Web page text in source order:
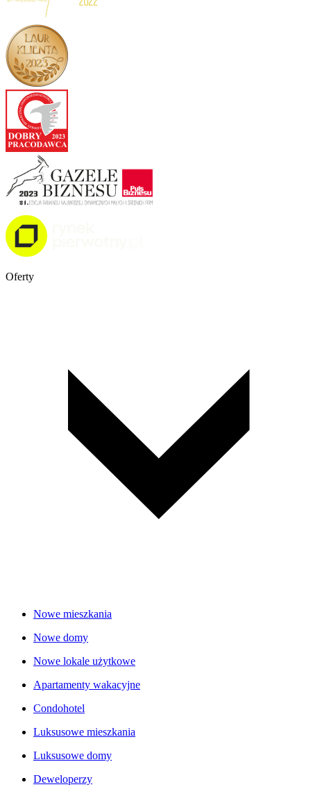
Oferty
Nowe mieszkania
Nowe domy
Nowe lokale użytkowe
Apartamenty wakacyjne
Condohotel
Luksusowe mieszkania
Luksusowe domy
Deweloperzy